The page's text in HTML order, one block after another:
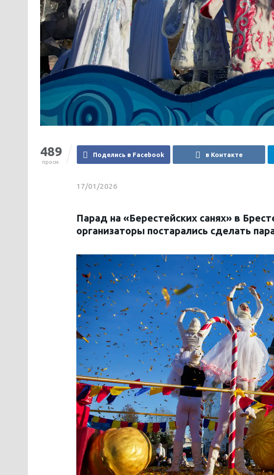
489
просм.
Поделись в Facebook в Контакте
17/01/2026
Парад на «Берестейских санях» в
организаторы постарались сделать